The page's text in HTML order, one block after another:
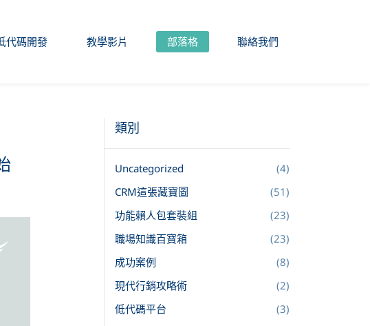
代碼開發 教學影片 部落格 聯絡我們
類別
Uncategorized
(4)
CRM這張藏寶圖
(51)
功能賴人包套裝組
(23)
職場知識百寶箱
(23)
成功案例
(8)
現代行銷攻略術
(2)
低代碼平台
(3)